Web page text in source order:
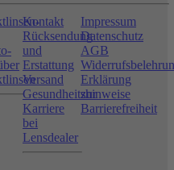
Kontakt
Rücksendung
und
Erstattung
Versand
Gesundheitshinweise
Karriere
bei
Lensdealer
Impressum
Datenschutz
AGB
Erklärung
zur
Barrierefreiheit